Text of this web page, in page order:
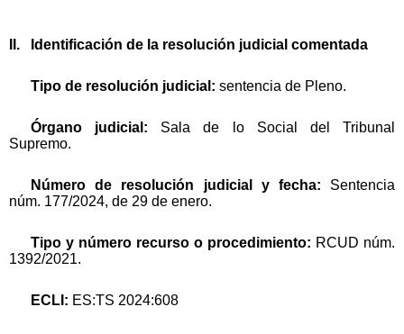
II. Identificación de la resolución judicial comentada
Tipo de resolución judicial: sentencia de Pleno.
Órgano judicial: Sala de lo Social del Tribunal
Supremo.
Número de resolución judicial y fecha: Sentencia
núm. 177/2024, de 29 de enero.
Tipo y número recurso o procedimiento: RCUD núm.
1392/2021.
ECLI: ES:TS 2024:608